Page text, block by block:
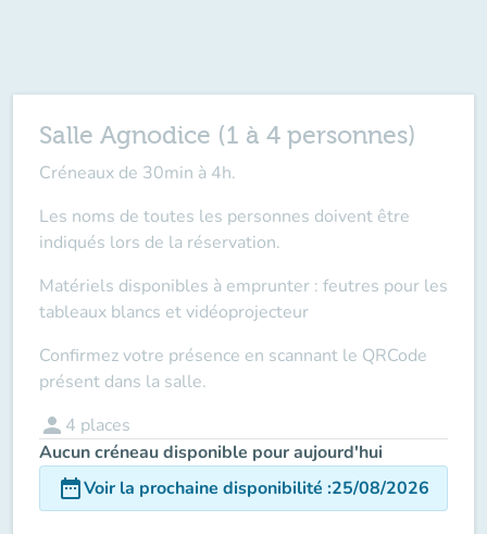
Salle Agnodice (1 à 4 personnes)
Créneaux de 30min à 4h.
Les noms de toutes les personnes doivent être
indiqués lors de la réservation.
Matériels disponibles à emprunter : feutres pour les
tableaux blancs et vidéoprojecteur
Confirmez votre présence en scannant le QRCode
présent dans la salle.
person 4 places
Aucun créneau disponible pour aujourd'hui
date_rangeVoir la prochaine disponibilité :25/08/2026